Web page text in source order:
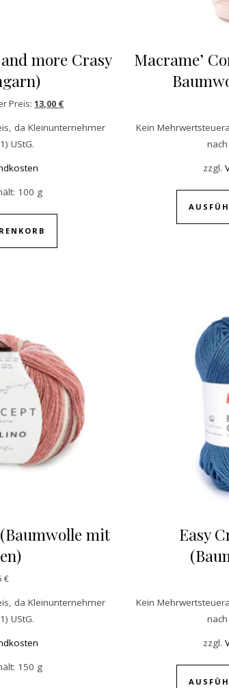
more Crasy
Preis war: 13,95 €
Preis: 13,00 €Aktueller Preis ist: 13,00 €.
da Kleinunternehmer
UStG.
100 g
Macrame’
Kein
zzgl.
mit
€
da Kleinunternehmer
UStG.
150 g
Easy
Kein
zzgl.